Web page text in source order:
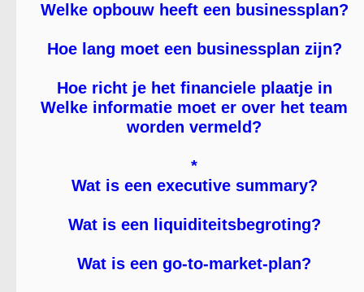
Welke opbouw heeft een businessplan?
Hoe lang moet een businessplan zijn?
Hoe richt je het financiele plaatje in
Welke informatie moet er over het team
worden vermeld?
*
Wat is een executive summary?
Wat is een liquiditeitsbegroting?
Wat is een go-to-market-plan?